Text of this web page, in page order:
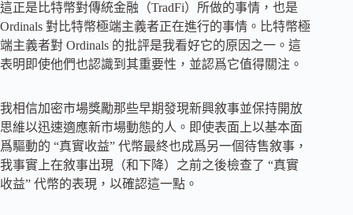
這正是比特幣對傳統金融（TradFi）所做的事情，也是
Ordinals 對比特幣極端主義者正在進行的事情。比特幣極
端主義者對 Ordinals 的批評是我看好它的原因之一。這
表明即使他們也認識到其重要性，並認爲它值得關注。
我相信加密市場獎勵那些早期發現新興敘事並保持開放
思維以迅速適應新市場動態的人。即使表面上以基本面
爲驅動的 “真實收益” 代幣最終也成爲另一個待售敘事，
我事實上在敘事出現（和下降）之前之後檢查了 “真實
收益” 代幣的表現，以確認這一點。